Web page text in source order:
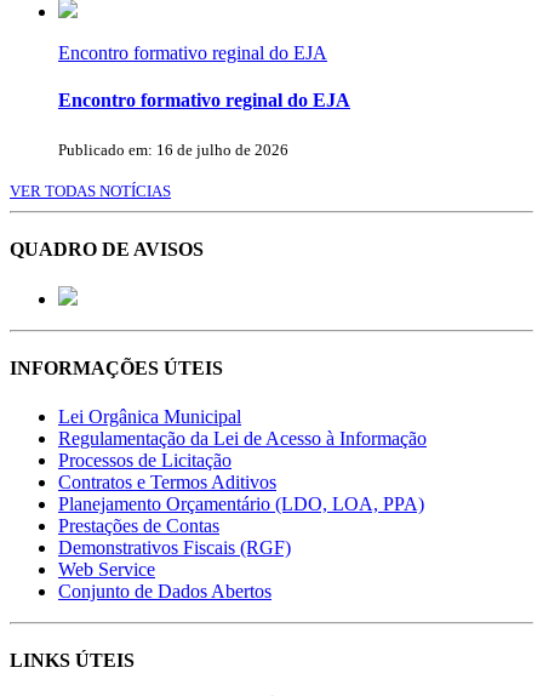
Encontro formativo reginal do EJA
Encontro formativo reginal do EJA
Publicado em: 16 de julho de 2026
VER TODAS NOTÍCIAS
QUADRO DE AVISOS
INFORMAÇÕES ÚTEIS
Lei Orgânica Municipal
Regulamentação da Lei de Acesso à Informação
Processos de Licitação
Contratos e Termos Aditivos
Planejamento Orçamentário (LDO, LOA, PPA)
Prestações de Contas
Demonstrativos Fiscais (RGF)
Web Service
Conjunto de Dados Abertos
LINKS ÚTEIS